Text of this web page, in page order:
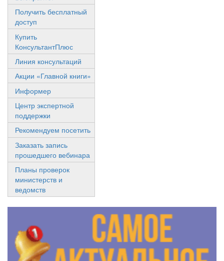
Получить бесплатный
доступ
Купить
КонсультантПлюс
Линия консультаций
Акции «Главной книги»
Информер
Центр экспертной
поддержки
Рекомендуем посетить
Заказать запись
прошедшего вебинара
Планы проверок
министерств и
ведомств